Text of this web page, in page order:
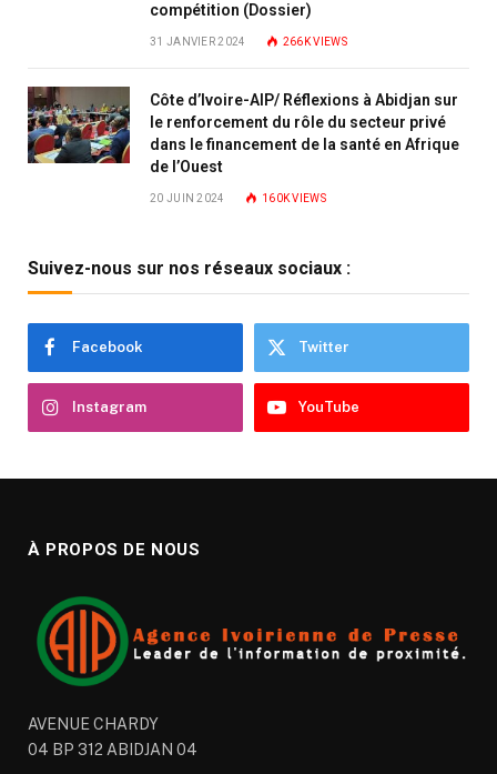
compétition (Dossier)
31 JANVIER 2024 266KVIEWS
Côte d’Ivoire-AIP/ Réflexions à Abidjan sur
le renforcement du rôle du secteur privé
dans le financement de la santé en Afrique
de l’Ouest
20 JUIN 2024 160KVIEWS
Suivez-nous sur nos réseaux sociaux :
Facebook Twitter
Instagram YouTube
À PROPOS DE NOUS
AVENUE CHARDY
04 BP 312 ABIDJAN 04